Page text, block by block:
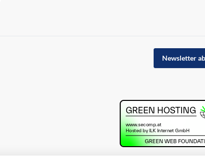
Newsletter